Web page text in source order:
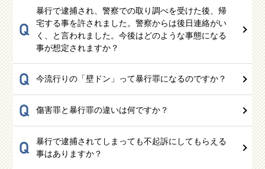
Q
暴行で逮捕され、警察での取り調べを受けた後、帰
宅する事を許されました。警察からは後日連絡がい
く、と言われました。今後はどのような事態になる
事が想定されますか？
Q 今流行りの「壁ドン」って暴行罪になるのですか？
Q 傷害罪と暴行罪の違いは何ですか？
Q
暴行で逮捕されてしまっても不起訴にしてもらえる
事はありますか？